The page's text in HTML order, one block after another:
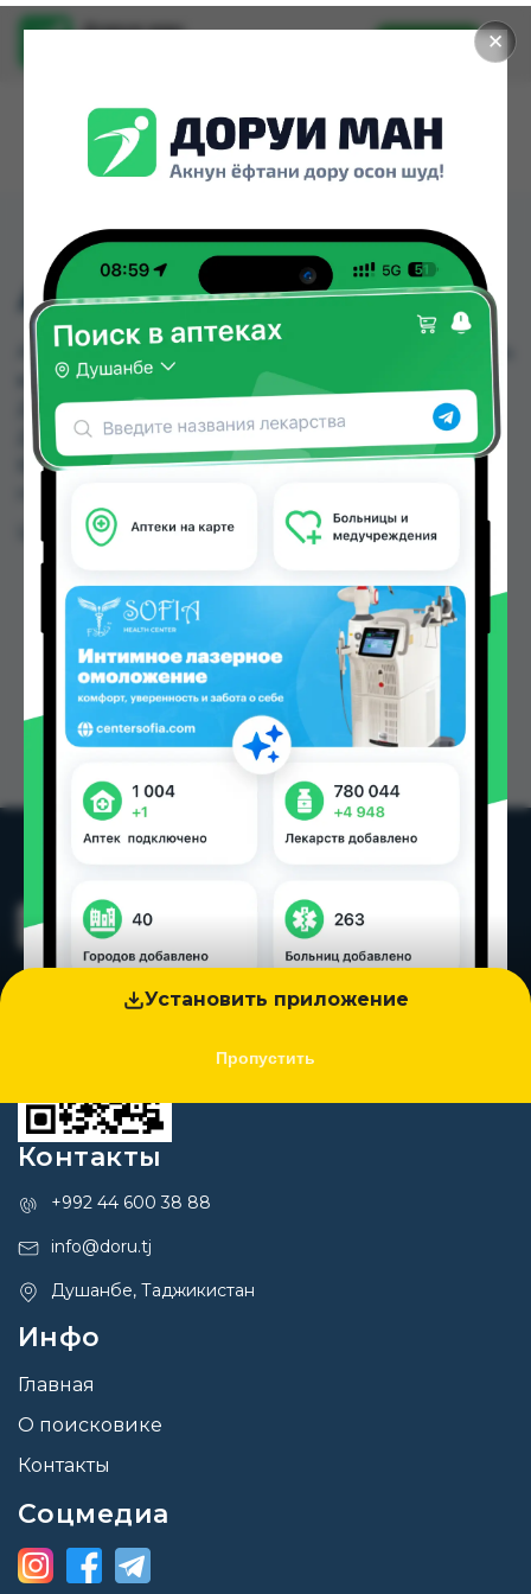
✕
Установить приложение
Пропустить
Доруи ман
Установить
АРИСТА 20МГ ТБ №4
АРИСТА 20МГ ТБ №4 можно купить или заказать
в аптеках, Аптека Вита, Аптека Нур (Nur), Арча,
Дорухона Бародарон, Дорухона Махсус,
Дорухонаи Ман, Мадад фарм 56 по цене от
60.00 TJS до 81.80 TJS в Душанбе и других
Цена: от60.00 TJS
Контакты
+992 44 600 38 88
info@doru.tj
Душанбе, Таджикистан
Инфо
Главная
О поисковике
Контакты
Соцмедиа